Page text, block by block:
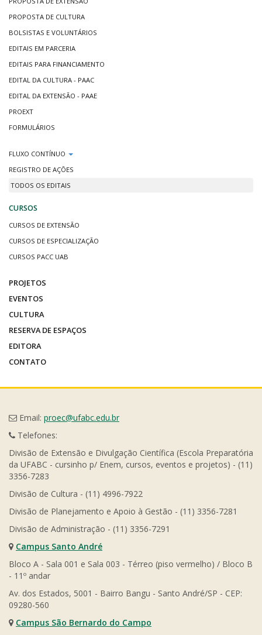
PROPOSTA DE CULTURA
BOLSISTAS E VOLUNTÁRIOS
EDITAIS EM PARCERIA
EDITAIS PARA FINANCIAMENTO
EDITAL DA CULTURA - PAAC
EDITAL DA EXTENSÃO - PAAE
PROEXT
FORMULÁRIOS
FLUXO CONTÍNUO
REGISTRO DE AÇÕES
TODOS OS EDITAIS
CURSOS
CURSOS DE EXTENSÃO
CURSOS DE ESPECIALIZAÇÃO
CURSOS PACC UAB
PROJETOS
EVENTOS
CULTURA
RESERVA DE ESPAÇOS
EDITORA
CONTATO
Email: proec@ufabc.edu.br
Telefones:
Divisão de Extensão e Divulgação Científica (Escola Preparatória
da UFABC - cursinho p/ Enem, cursos, eventos e projetos) - (11)
3356-7283
Divisão de Cultura - (11) 4996-7922
Divisão de Planejamento e Apoio à Gestão - (11) 3356-7281
Divisão de Administração - (11) 3356-7291
Campus Santo André
Bloco A - Sala 001 e Sala 003 - Térreo (piso vermelho) / Bloco B
- 11º andar
Av. dos Estados, 5001 - Bairro Bangu - Santo André/SP - CEP:
09280-560
Campus São Bernardo do Campo